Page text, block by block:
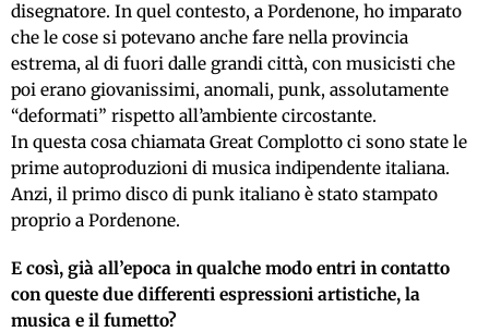
disegnatore. In quel contesto, a Pordenone, ho imparato
che le cose si potevano anche fare nella provincia
estrema, al di fuori dalle grandi città, con musicisti che
poi erano giovanissimi, anomali, punk, assolutamente
“deformati” rispetto all’ambiente circostante.
In questa cosa chiamata Great Complotto ci sono state le
prime autoproduzioni di musica indipendente italiana.
Anzi, il primo disco di punk italiano è stato stampato
proprio a Pordenone.
E così, già all’epoca in qualche modo entri in contatto
con queste due differenti espressioni artistiche, la
musica e il fumetto?